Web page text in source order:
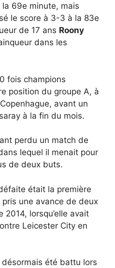
la 69e minute, mais
le score à 3-3 à la 83e
de 17 ans Roony
dans les
fois champions
position du groupe A, à
avant un
à la fin du mois.
perdu un match de
lequel il menait pour
de deux buts.
était la première
pris une avance de deux
lorsqu’elle avait
Leicester City en
été battu lors